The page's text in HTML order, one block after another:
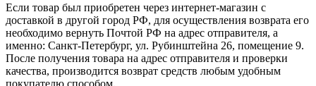
Если товар был приобретен через интернет-магазин с
доставкой в другой город РФ, для осуществления возврата его
необходимо вернуть Почтой РФ на адрес отправителя, а
именно: Санкт-Петербург, ул. Рубинштейна 26, помещение 9.
После получения товара на адрес отправителя и проверки
качества, производится возврат средств любым удобным
покупателю способом.